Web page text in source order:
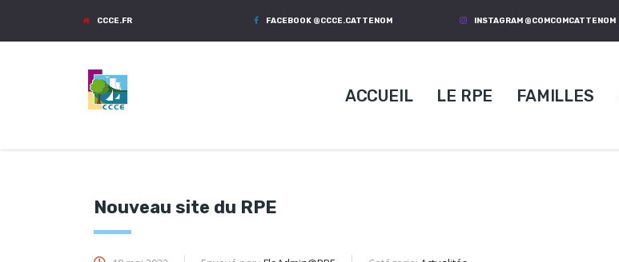
CCCE.FR FACEBOOK @CCCE.CATTENOM INSTAGRAM @COMCOMCATTENOM
ACCUEIL LE RPE FAMILLES
Nouveau site du RPE